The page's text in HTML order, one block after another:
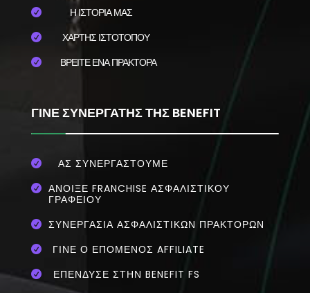
 Η ΙΣΤΟΡΙΑ ΜΑΣ
 ΧΑΡΤΗΣ ΙΣΤΟΤΟΠΟΥ
 ΒΡΕΙΤΕ ΕΝΑ ΠΡΑΚΤΟΡΑ
ΓΙΝΕ ΣΥΝΕΡΓΑΤΗΣ ΤΗΣ BENEFIT
 ΑΣ ΣΥΝΕΡΓΑΣΤΟΥΜΕ

ΆΝΟΙΞΕ FRANCHISE ΑΣΦΑΛΙΣΤΙΚΟΎ
ΓΡΑΦΕΊΟΥ
 ΣΥΝΕΡΓΑΣΊΑ ΑΣΦΑΛΙΣΤΙΚΏΝ ΠΡΑΚΤΌΡΩΝ
 ΓΊΝΕ Ο ΕΠΌΜΕΝΟΣ AFFILIATE
 ΕΠΈΝΔΥΣΕ ΣΤΗΝ BENEFIT FS